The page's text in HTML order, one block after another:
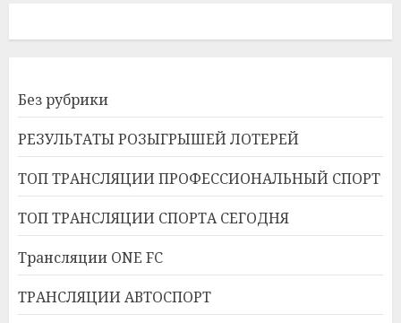
Без рубрики
РЕЗУЛЬТАТЫ РОЗЫГРЫШЕЙ ЛОТЕРЕЙ
ТОП ТРАНСЛЯЦИИ ПРОФЕССИОНАЛЬНЫЙ СПОРТ
ТОП ТРАНСЛЯЦИИ СПОРТА СЕГОДНЯ
Трансляции ONE FC
ТРАНСЛЯЦИИ АВТОСПОРТ